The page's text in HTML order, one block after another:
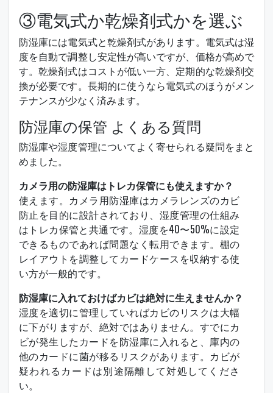
③電気式か乾燥剤式かを選ぶ
防湿庫には電気式と乾燥剤式があります。電気式は湿
度を自動で調整し安定性が高いですが、価格が高めで
す。乾燥剤式はコストが低い一方、定期的な乾燥剤交
換が必要です。長期的に使うなら電気式のほうがメン
テナンスが少なく済みます。
防湿庫の保管 よくある質問
防湿庫や湿度管理についてよく寄せられる疑問をまと
めました。
カメラ用の防湿庫はトレカ保管にも使えますか？
使えます。カメラ用防湿庫はカメラレンズのカビ
防止を目的に設計されており、湿度管理の仕組み
はトレカ保管と共通です。湿度を40〜50%に設定
できるものであれば問題なく転用できます。棚の
レイアウトを調整してカードケースを収納する使
い方が一般的です。
防湿庫に入れておけばカビは絶対に生えませんか？
湿度を適切に管理していればカビのリスクは大幅
に下がりますが、絶対ではありません。すでにカ
ビが発生したカードを防湿庫に入れると、庫内の
他のカードに菌が移るリスクがあります。カビが
疑われるカードは別途隔離して対処してくださ
い。